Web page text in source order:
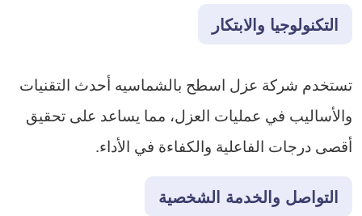
التكنولوجيا والابتكار
تستخدم شركة عزل اسطح بالشماسيه أحدث التقنيات
والأساليب في عمليات العزل، مما يساعد على تحقيق
أقصى درجات الفاعلية والكفاءة في الأداء.
التواصل والخدمة الشخصية